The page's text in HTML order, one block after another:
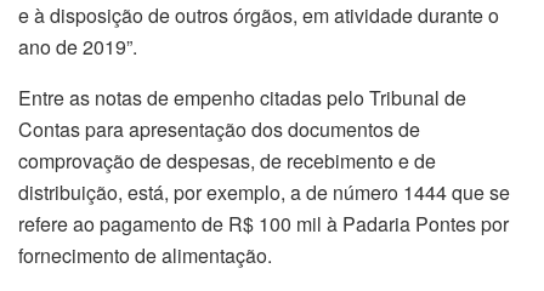
e à disposição de outros órgãos, em atividade durante o
ano de 2019”.
Entre as notas de empenho citadas pelo Tribunal de
Contas para apresentação dos documentos de
comprovação de despesas, de recebimento e de
distribuição, está, por exemplo, a de número 1444 que se
refere ao pagamento de R$ 100 mil à Padaria Pontes por
fornecimento de alimentação.